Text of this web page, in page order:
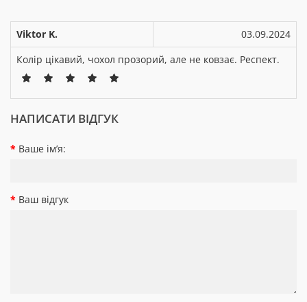
Viktor K.
03.09.2024
Колір цікавий, чохол прозорий, але не ковзає. Респект.
НАПИСАТИ ВІДГУК
Ваше ім’я:
Ваш відгук